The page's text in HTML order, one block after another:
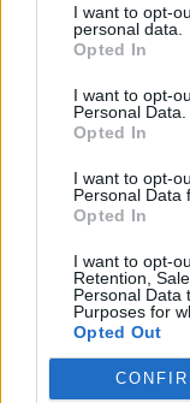
I want to opt-
personal data.
Opted In
I want to opt-
Personal Data.
Opted In
I want to opt-
Personal Data
Opted In
I want to opt-
Retention,
Personal Data
Purposes for
Opted Out
Ιουλία
αγαπημένο
Θεσσαλονίκη
CELEBRITIES